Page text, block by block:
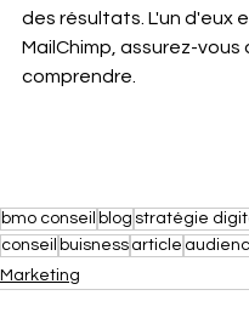
des résultats. L'un d'eux
MailChimp, assurez-vous
comprendre.
bmo conseil blog stratégie
conseil buisness article
Marketing